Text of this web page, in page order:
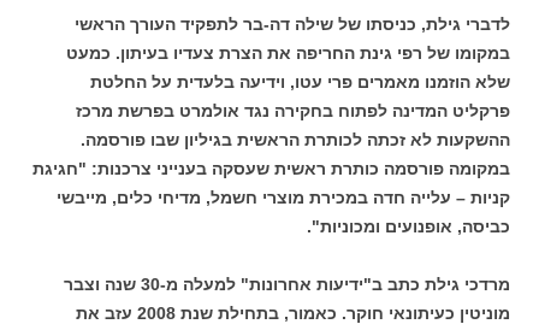
לדברי גילת, כניסתו של שילה דה-בר לתפקיד העורך הראשי
במקומו של רפי גינת החריפה את הצרת צעדיו בעיתון. כמעט
שלא הוזמנו מאמרים פרי עטו, וידיעה בלעדית על החלטת
פרקליט המדינה לפתוח בחקירה נגד אולמרט בפרשת מרכז
ההשקעות לא זכתה לכותרת הראשית בגיליון שבו פורסמה.
במקומה פורסמה כותרת ראשית שעסקה בענייני צרכנות: "חגיגת
קניות – עלייה חדה במכירת מוצרי חשמל, מדיחי כלים, מייבשי
כביסה, אופנועים ומכוניות".
מרדכי גילת כתב ב"ידיעות אחרונות" למעלה מ-30 שנה וצבר
מוניטין כעיתונאי חוקר. כאמור, בתחילת שנת 2008 עזב את